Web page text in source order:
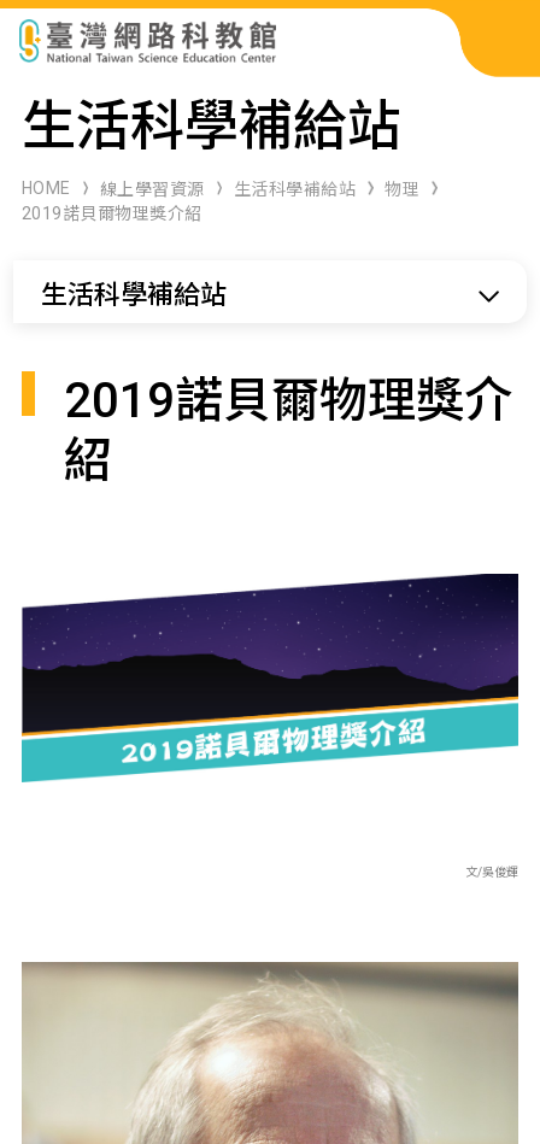
科展作品檢索
科學研習月刊
生活科學補給站
HOME 線上學習資源 生活科學補給站
物理
2019諾貝爾物理獎介紹
生活科學補給站
2019諾貝爾物理獎介
紹
文/吳俊輝